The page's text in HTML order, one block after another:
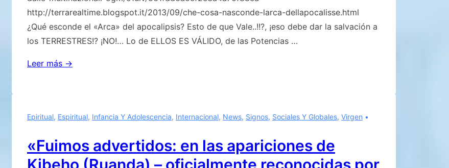
http://terrarealtime.blogspot.it/2013/09/che-cosa-nasconde-larca-dellapocalisse.html
¿Qué esconde el «Arca» del apocalipsis? Esto de que Vale..!!?, ¡eso debe dar la salvación a
los TERRESTRES!? ¡NO!… Lo de ELLOS ES VÁLIDO, de las Potencias …
¿Qué
del
Leer más →
Epiritual, Espiritual, Infancia Y Adolescencia, Internacional, News, Signos, Sociales Y Globales, Virgen
«Fuimos advertidos: en las apariciones de